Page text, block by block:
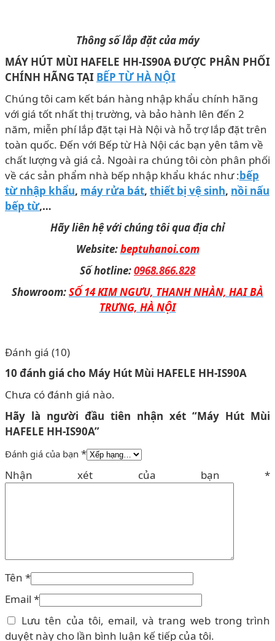
Thông số lắp đặt của máy
MÁY HÚT MÙI HAFELE HH-IS90A ĐƯỢC PHÂN PHỐI
CHÍNH HÃNG TẠI BẾP TỪ HÀ NỘI
Chúng tôi cam kết bán hàng nhập khẩu chính hãng
với giá tốt nhất thị trường, và bảo hành lên đến 2
năm, miễn phí lắp đặt tại Hà Nội và hỗ trợ lắp đặt trên
toàn quốc. Đến với Bếp từ Hà Nội các bạn yên tâm về
chất lượng và giá cả. Ngoài ra chúng tôi còn phân phối
về các sản phẩm nhà bếp nhập khẩu khác như :bếp
từ nhập khẩu, máy rửa bát, thiết bị vệ sinh, nồi nấu
bếp từ,…
Hãy liên hệ với chúng tôi qua địa chỉ
Website:beptuhanoi.com
Số hotline:0968.866.828
Showroom:SỐ 14 KIM NGƯU, THANH NHÀN, HAI BÀ
TRƯNG, HÀ NỘI
Đánh giá (10)
10 đánh giá cho Máy Hút Mùi HAFELE HH-IS90A
Chưa có đánh giá nào.
Hãy là người đầu tiên nhận xét “Máy Hút Mùi
HAFELE HH-IS90A”
Đánh giá của bạn *
Nhận xét của bạn *
Tên *
Email *
Lưu tên của tôi, email, và trang web trong trình
duyệt này cho lần bình luận kế tiếp của tôi.